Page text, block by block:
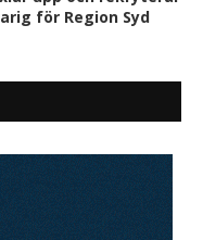
för Region Syd